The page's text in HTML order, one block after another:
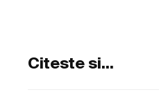
Citeste si...